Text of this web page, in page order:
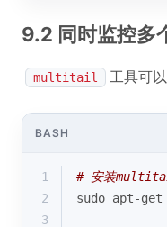
9.2 同时监控多
multitail 工具可
BASH
1
# 安装
2
sudo apt-
3